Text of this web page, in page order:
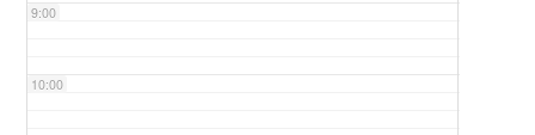
9:00
10:00